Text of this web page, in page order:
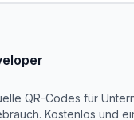
QR-Codes für
Kostenlos und